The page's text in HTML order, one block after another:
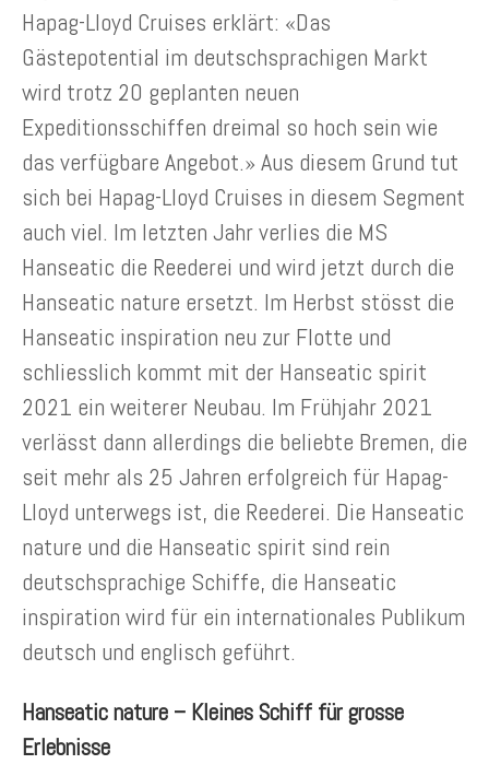
Hapag-Lloyd Cruises erklärt: «Das
Gästepotential im deutschsprachigen Markt
wird trotz 20 geplanten neuen
Expeditionsschiffen dreimal so hoch sein wie
das verfügbare Angebot.» Aus diesem Grund tut
sich bei Hapag-Lloyd Cruises in diesem Segment
auch viel. Im letzten Jahr verlies die MS
Hanseatic die Reederei und wird jetzt durch die
Hanseatic nature ersetzt. Im Herbst stösst die
Hanseatic inspiration neu zur Flotte und
schliesslich kommt mit der Hanseatic spirit
2021 ein weiterer Neubau. Im Frühjahr 2021
verlässt dann allerdings die beliebte Bremen, die
seit mehr als 25 Jahren erfolgreich für Hapag-
Lloyd unterwegs ist, die Reederei. Die Hanseatic
nature und die Hanseatic spirit sind rein
deutschsprachige Schiffe, die Hanseatic
inspiration wird für ein internationales Publikum
deutsch und englisch geführt.
Hanseatic nature – Kleines Schiff für grosse
Erlebnisse